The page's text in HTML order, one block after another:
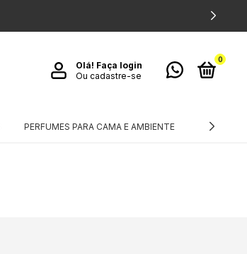
Olá! Faça login
Ou cadastre-se
0
PERFUMES PARA CAMA E AMBIENTE TÊXTEIS